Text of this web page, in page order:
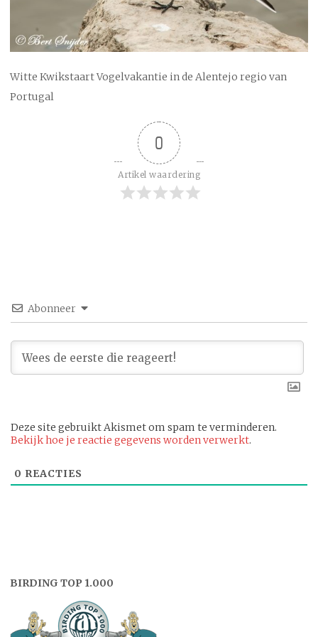
Witte Kwikstaart Vogelvakantie in de Alentejo regio van
Portugal
0
Artikel waardering
Abonneer
Deze site gebruikt Akismet om spam te verminderen.
Bekijk hoe je reactie gegevens worden verwerkt.
0 REACTIES
BIRDING TOP 1.000